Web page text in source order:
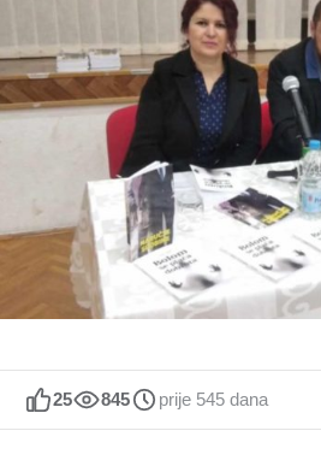
25 845 prije 545 dana